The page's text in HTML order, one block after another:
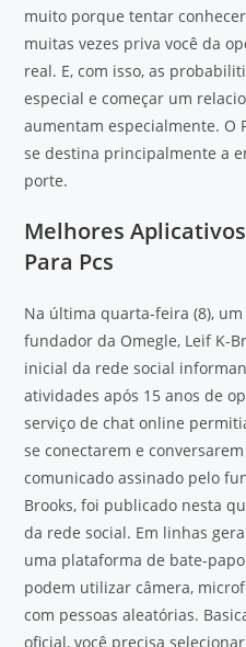
muito porque tentar
muitas vezes priva você da
real. E, com isso, as
especial e começar um
aumentam especialmente. O
se destina principalmente a
porte.
Melhores
Para Pcs
Na última quarta-feira (8),
fundador da Omegle, Leif K-
inicial da rede social
atividades após 15 anos de
serviço de chat online
se conectarem e
comunicado assinado pelo
Brooks, foi publicado nesta
da rede social. Em linhas
uma plataforma de bate-
podem utilizar câmera,
com pessoas aleatórias.
oficial, você precisa